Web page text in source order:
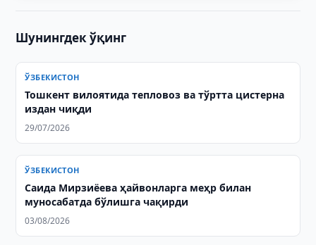
Шунингдек ўқинг
ЎЗБЕКИСТОН
Тошкент вилоятида тепловоз ва тўртта цистерна
издан чиқди
29/07/2026
ЎЗБЕКИСТОН
Саида Мирзиёева ҳайвонларга меҳр билан
муносабатда бўлишга чақирди
03/08/2026